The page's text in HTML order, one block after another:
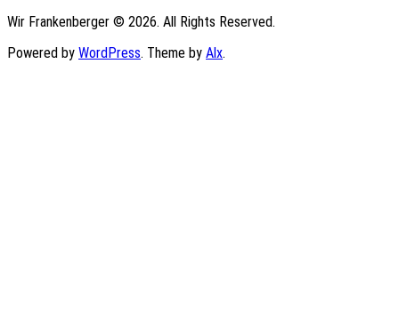
Wir Frankenberger © 2026. All Rights Reserved.
Powered by WordPress. Theme by Alx.